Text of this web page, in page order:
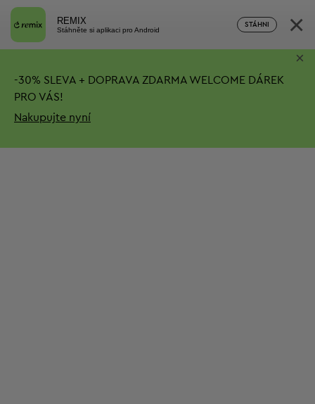
REMIX
Stáhněte si aplikaci pro Android
STÁHNI ×
-30% SLEVA + DOPRAVA ZDARMA WELCOME DÁREK
PRO VÁS!
Nakupujte nyní
×